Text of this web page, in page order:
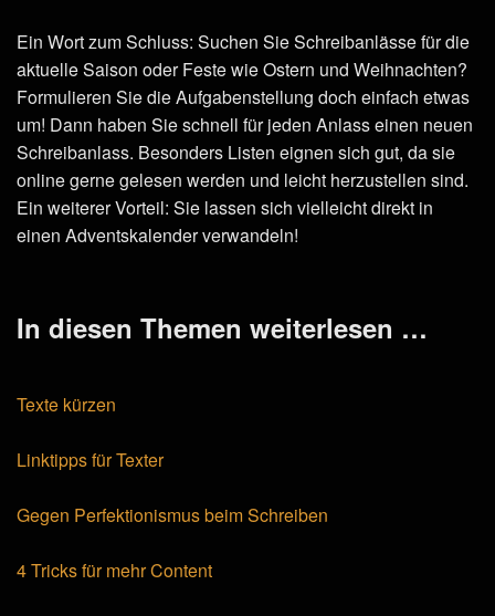
Ein Wort zum Schluss: Suchen Sie Schreibanlässe für die
aktuelle Saison oder Feste wie Ostern und Weihnachten?
Formulieren Sie die Aufgabenstellung doch einfach etwas
um! Dann haben Sie schnell für jeden Anlass einen neuen
Schreibanlass. Besonders Listen eignen sich gut, da sie
online gerne gelesen werden und leicht herzustellen sind.
Ein weiterer Vorteil: Sie lassen sich vielleicht direkt in
einen Adventskalender verwandeln!
In diesen Themen weiterlesen …
Texte kürzen
Linktipps für Texter
Gegen Perfektionismus beim Schreiben
4 Tricks für mehr Content